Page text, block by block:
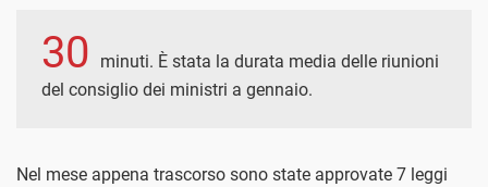
30
minuti. È stata la durata media delle riunioni
del consiglio dei ministri a gennaio.
Nel mese appena trascorso sono state approvate 7 leggi